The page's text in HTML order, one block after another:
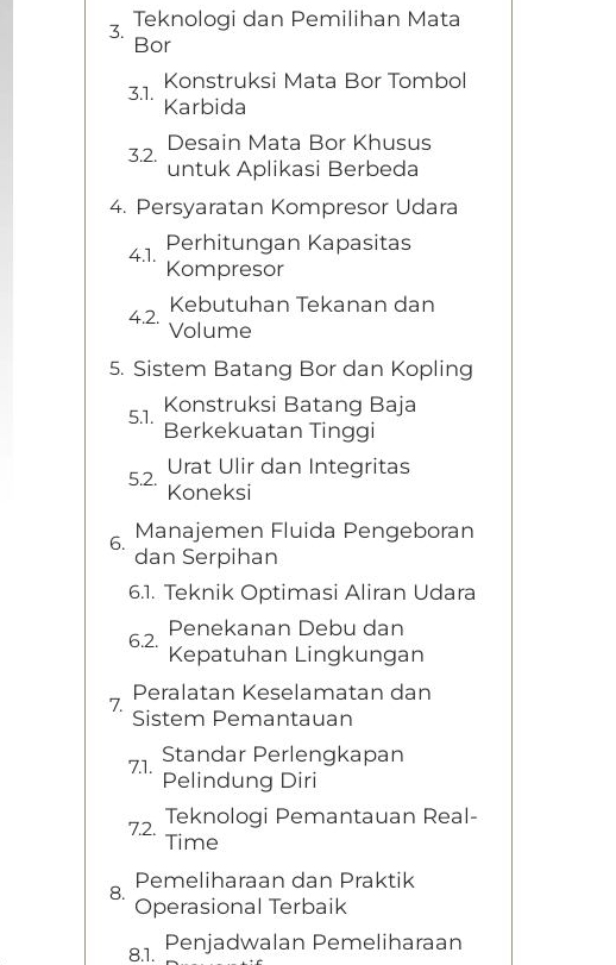
Teknologi dan Pemilihan Mata
Bor
Konstruksi Mata Bor Tombol
Karbida
Desain Mata Bor Khusus
untuk Aplikasi Berbeda
Persyaratan Kompresor Udara
Perhitungan Kapasitas
Kompresor
Kebutuhan Tekanan dan
Volume
Sistem Batang Bor dan Kopling
Konstruksi Batang Baja
Berkekuatan Tinggi
Urat Ulir dan Integritas
Koneksi
Manajemen Fluida Pengeboran
dan Serpihan
Teknik Optimasi Aliran Udara
Penekanan Debu dan
Kepatuhan Lingkungan
Peralatan Keselamatan dan
Sistem Pemantauan
Standar Perlengkapan
Pelindung Diri
Teknologi Pemantauan Real-
Time
Pemeliharaan dan Praktik
Operasional Terbaik
Penjadwalan Pemeliharaan